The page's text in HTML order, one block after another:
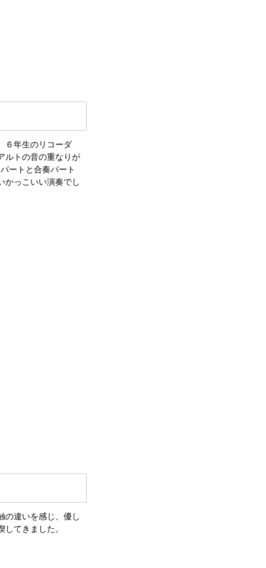
６年生のリコーダ
ルトの音の重なりが
ートと合奏パート
かっこいい演奏でし
の違いを感じ、優し
てきました。